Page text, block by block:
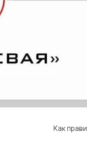
Как